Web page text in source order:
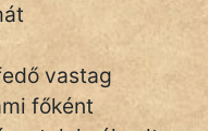
vastag
főként